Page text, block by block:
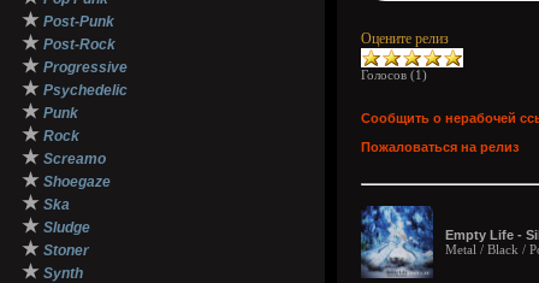
★ Post-Punk
★ Post-Rock
★ Progressive
★ Psychedelic
★ Punk
★ Rock
★ Screamo
★ Shoegaze
★ Ska
★ Sludge
★ Stoner
★ Synth
Оцените релиз
Голосов (1)
Сообщить о нерабочей
Пожаловаться на релиз
Empty Life -
Metal / Black /